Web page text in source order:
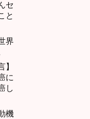
セ
と
界
】
に
し
機